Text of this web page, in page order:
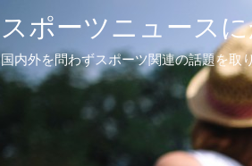
スポーツニュース
国内外を問わずスポーツ関連の話題を取